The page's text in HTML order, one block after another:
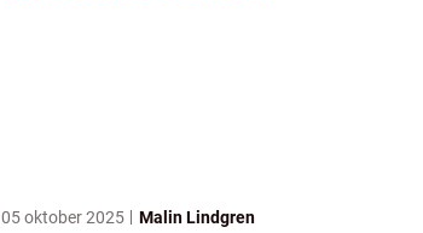
05 oktober 2025 Malin Lindgren